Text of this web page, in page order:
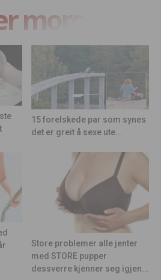
moro
15 forelskede par som synes
det er greit å sexe ute...
Store problemer alle jenter
med STORE pupper
dessverre kjenner seg igjen...